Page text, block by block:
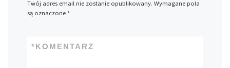
Twój adres email nie zostanie opublikowany. Wymagane pola
są oznaczone *
KOMENTARZ
*